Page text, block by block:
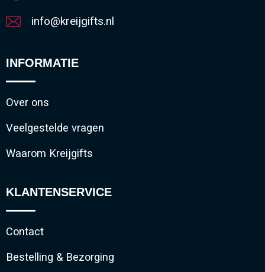
info@kreijgifts.nl
INFORMATIE
Over ons
Veelgestelde vragen
Waarom Kreijgifts
KLANTENSERVICE
Contact
Bestelling & Bezorging